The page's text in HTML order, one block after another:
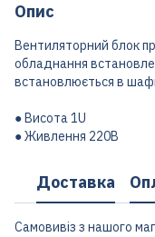
Опис
Вентиляторний блок
обладнання
встановлюється в
● Висота 1U
● Живлення 220В
Доставка
Самовивіз з нашого